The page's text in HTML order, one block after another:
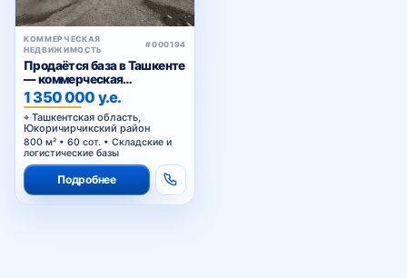
КОММЕРЧЕСКАЯ
НЕДВИЖИМОСТЬ
#000194
Продаётся база в Ташкенте
— коммерческая
недвижимость под
производство, склад и
логистику
1 350 000 у.е.
Ташкентская область,
Юкоричирчикский район
800 м² • 60 сот. • Складские и
логистические базы
Подробнее